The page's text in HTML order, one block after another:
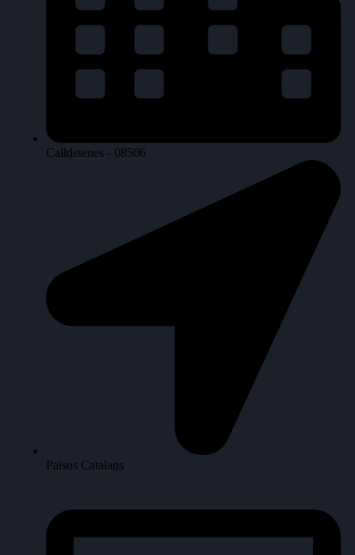
Calldetenes - 08506
Països Catalans